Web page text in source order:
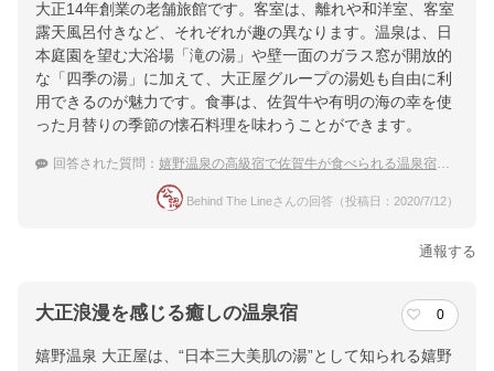
大正14年創業の老舗旅館です。客室は、離れや和洋室、客室
露天風呂付きなど、それぞれが趣の異なります。温泉は、日
本庭園を望む大浴場「滝の湯」や壁一面のガラス窓が開放的
な「四季の湯」に加えて、大正屋グループの湯処も自由に利
用できるのが魅力です。食事は、佐賀牛や有明の海の幸を使
った月替りの季節の懐石料理を味わうことができます。
回答された質問： 嬉野温泉の高級宿で佐賀牛が食べられる温泉宿を探しています。
Behind The Lineさんの回答（投稿日：2020/7/12）
通報する
大正浪漫を感じる癒しの温泉宿 0
嬉野温泉 大正屋は、“日本三大美肌の湯”として知られる嬉野